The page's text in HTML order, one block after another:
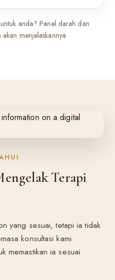
anda? Panel darah dan
menjelaskannya.
Terapi
yang sesuai, tetapi ia tidak
konsultasi kami
memastikan ia sesuai